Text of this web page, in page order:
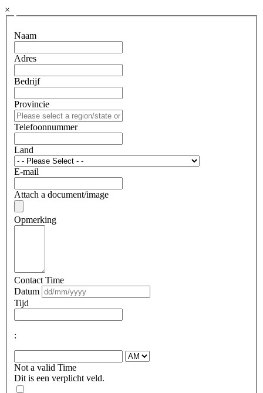
×
Naam
Adres
Bedrijf
Provincie
Telefoonnummer
Land
E-mail
Attach a document/image
Opmerking
Contact Time
Datum
Tijd
:
Not a valid Time
Dit is een verplicht veld.